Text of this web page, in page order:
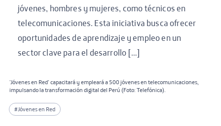
jóvenes, hombres y mujeres, como técnicos en
telecomunicaciones. Esta iniciativa busca ofrecer
oportunidades de aprendizaje y empleo en un
sector clave para el desarrollo […]
'Jóvenes en Red' capacitará y empleará a 500 jóvenes en telecomunicaciones,
impulsando la transformación digital del Perú (Foto: Telefónica).
#Jóvenes en Red